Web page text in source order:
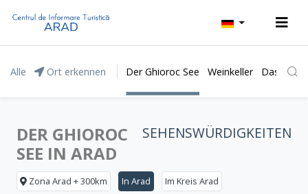
Alle Ort erkennen Der Ghioroc See Weinkeller Das
SEHENSWÜRDIGKEITEN
DER GHIOROC
SEE IN ARAD
Zona Arad + 300km In Arad Im Kreis Arad